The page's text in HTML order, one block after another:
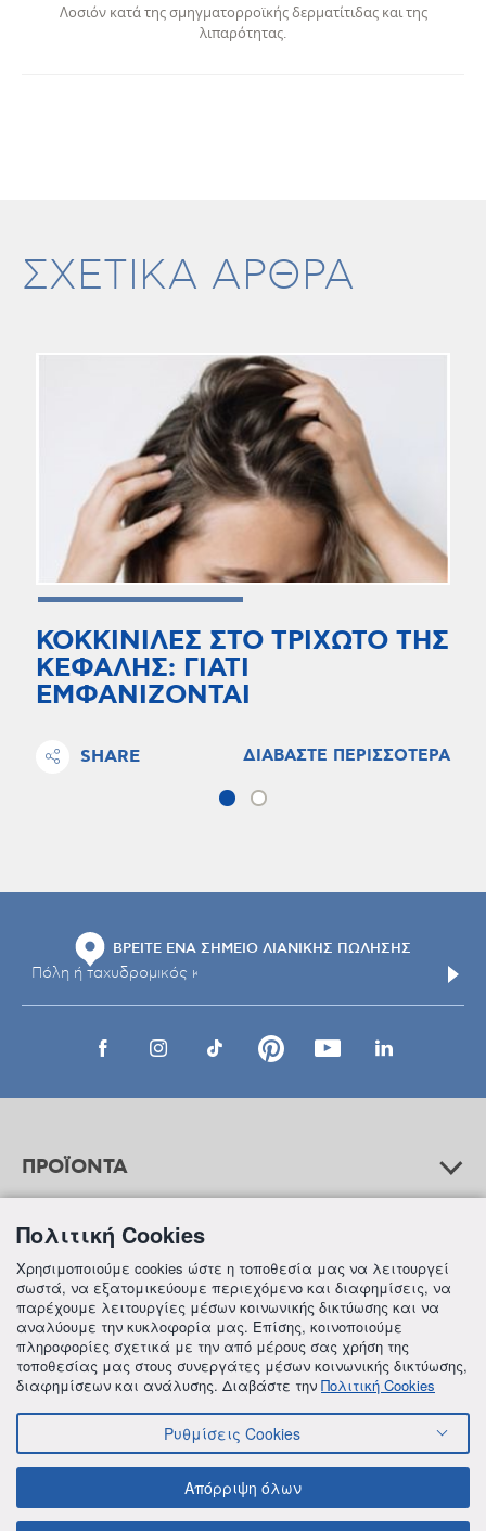
Λοσιόν κατά της σμηγματορροϊκής δερματίτιδας και της
λιπαρότητας.
ΣΧΕΤΙΚΑ ΑΡΘΡΑ
ΚΟΚΚΙΝΙΛΕΣ ΣΤΟ ΤΡΙΧΩΤΟ ΤΗΣ
ΚΕΦΑΛΗΣ: ΓΙΑΤΙ
ΕΜΦΑΝΙΖΟΝΤΑΙ
SHARE ΔΙΑΒΑΣΤΕ ΠΕΡΙΣΣΟΤΕΡΑ
ΒΡΕΙΤΕ ΕΝΑ ΣΗΜΕΙΟ ΛΙΑΝΙΚΗΣ ΠΩΛΗΣΗΣ
ΠΡΟΪΟΝΤΑ
ΒΟΗΘΕΙΑ
ΠΛΗΡΟΦΟΡΙΕΣ
© 2018 FREZYDERM A.B.Ε.E. ALL RIGHTS RESERVED
ΠΟΛΙΤΙΚΗ ΕΣΩΤΕΡΙΚΩΝ ΑΝΑΦΟΡΩΝ & ΚΑΤΑΓΓΕΛΙΩΝ (Ν. 4990/22)
Πολιτική Cookies
Χρησιμοποιούμε cookies ώστε η τοποθεσία μας να λειτουργεί
σωστά, να εξατομικεύουμε περιεχόμενο και διαφημίσεις, να
παρέχουμε λειτουργίες μέσων κοινωνικής δικτύωσης και να
αναλύουμε την κυκλοφορία μας. Επίσης, κοινοποιούμε
πληροφορίες σχετικά με την από μέρους σας χρήση της
τοποθεσίας μας στους συνεργάτες μέσων κοινωνικής δικτύωσης,
διαφημίσεων και ανάλυσης. Διαβάστε την Πολιτική Cookies
Ρυθμίσεις Cookies
Απόρριψη όλων